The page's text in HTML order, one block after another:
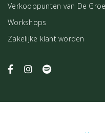
Verkooppunten van De
Workshops
Zakelijke klant worden